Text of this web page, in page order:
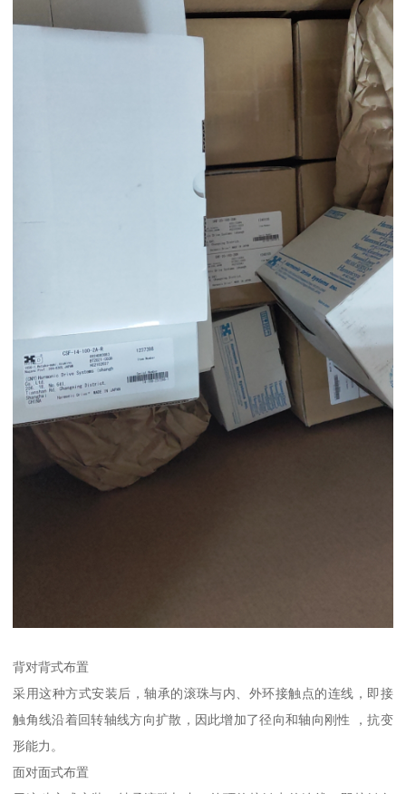
背对背式布置
采用这种方式安装后，轴承的滚珠与内、外环接触点的连线，即接
触角线沿着回转轴线方向扩散，因此增加了径向和轴向刚性 ，抗变
形能力。
面对面式布置